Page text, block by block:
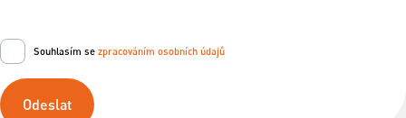
Souhlasím se zpracováním osobních údajů
Odeslat